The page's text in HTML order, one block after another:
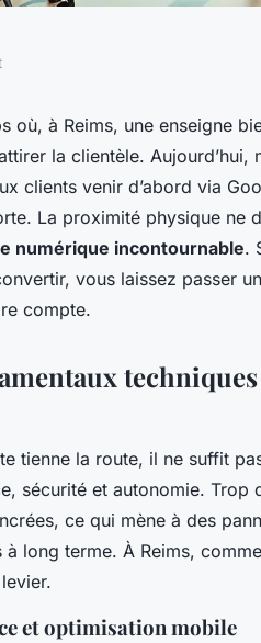
à
où, à Reims, une enseigne
la clientèle.
clients venir d’abord via
La proximité physique ne
numérique incontournable.
vous laissez passer
compte.
tienne la route, il ne suffit
sécurité et autonomie. Trop
ce qui mène à des
à long terme. À Reims,
et optimisation mobile